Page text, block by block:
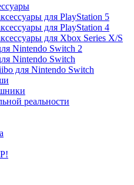
для PlayStation 5
для PlayStation 4
для Xbox Series X/S
Nintendo Switch 2
Nintendo Switch
для Nintendo Switch
реальности